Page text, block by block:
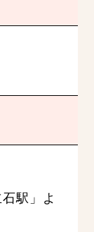
駅」よ